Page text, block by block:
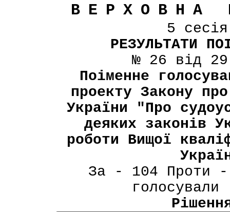
ВЕРХОВНА
5
РЕЗУЛЬТАТИ
№ 26 від
Поіменне
проекту Закону
України "Про
деяких законів
роботи Вищої
За - 104 Проти